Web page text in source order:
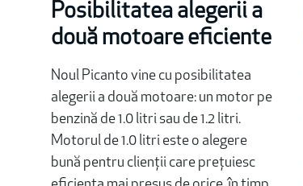
Posibilitatea alegerii a
două motoare eficiente
Noul Picanto vine cu posibilitatea
alegerii a două motoare: un motor pe
benzină de 1.0 litri sau de 1.2 litri.
Motorul de 1.0 litri este o alegere
bună pentru clienții care prețuiesc